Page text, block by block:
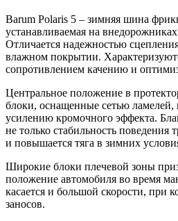
Barum Polaris 5 – зимняя шина
устанавливаемая на
Отличается надежностью
влажном покрытии.
сопротивлением качению и
Центральное положение в
блоки, оснащенные сетью ламелей,
усилению кромочного эффекта.
не только стабильность поведения
и повышается тяга в зимних
Широкие блоки плечевой зоны
положение автомобиля во время
касается и большой скорости, при
заносов.